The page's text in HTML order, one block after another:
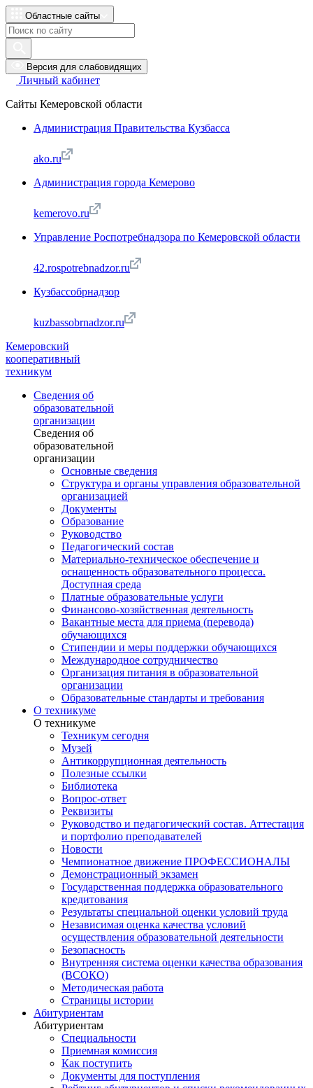
Областные сайты
Версия для слабовидящих
Личный кабинет
Сайты Кемеровской области
Администрация Правительства Кузбасса
ako.ru
Администрация города Кемерово
kemerovo.ru
Управление Роспотребнадзора по Кемеровской области
42.rospotrebnadzor.ru
Кузбассобрнадзор
kuzbassobrnadzor.ru
Кемеровский
кооперативный
техникум
Сведения об
образовательной
организации
Сведения об
образовательной
организации
Основные сведения
Структура и органы управления образовательной
организацией
Документы
Образование
Руководство
Педагогический состав
Материально-техническое обеспечение и
оснащенность образовательного процесса.
Доступная среда
Платные образовательные услуги
Финансово-хозяйственная деятельность
Вакантные места для приема (перевода)
обучающихся
Стипендии и меры поддержки обучающихся
Международное сотрудничество
Организация питания в образовательной
организации
Образовательные стандарты и требования
О техникуме
О техникуме
Техникум сегодня
Музей
Антикоррупционная деятельность
Полезные ссылки
Библиотека
Вопрос-ответ
Реквизиты
Руководство и педагогический состав. Аттестация
и портфолио преподавателей
Новости
Чемпионатное движение ПРОФЕССИОНАЛЫ
Демонстрационный экзамен
Государственная поддержка образовательного
кредитования
Результаты специальной оценки условий труда
Независимая оценка качества условий
осуществления образовательной деятельности
Безопасность
Внутренняя система оценки качества образования
(ВСОКО)
Методическая работа
Страницы истории
Абитуриентам
Абитуриентам
Специальности
Приемная комиссия
Как поступить
Документы для поступления